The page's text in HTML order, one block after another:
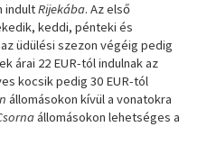
indultRijekába. Az első
keddi, pénteki és
üdülési szezon végéig pedig
árai 22 EUR-tól indulnak az
kocsik pedig 30 EUR-tól
állomásokon kívül a vonatokra
állomásokon lehetséges a